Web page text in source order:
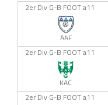
2er Div G-B FOOT a11
AAF
2er Div G-B FOOT a11
KAC
2er Div G-B FOOT a11